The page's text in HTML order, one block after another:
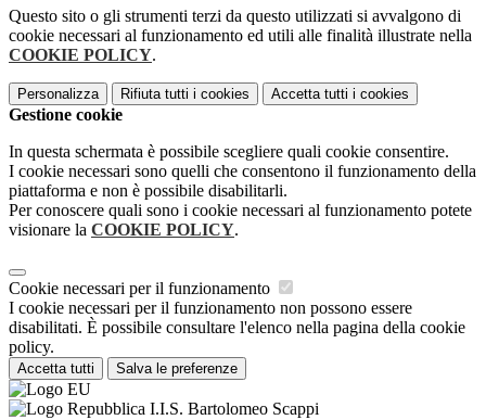
Questo sito o gli strumenti terzi da questo utilizzati si avvalgono di
cookie necessari al funzionamento ed utili alle finalità illustrate nella
COOKIE POLICY.
Personalizza Rifiuta tutti i cookies Accetta tutti i cookies
Gestione cookie
In questa schermata è possibile scegliere quali cookie consentire.
I cookie necessari sono quelli che consentono il funzionamento della
piattaforma e non è possibile disabilitarli.
Per conoscere quali sono i cookie necessari al funzionamento potete
visionare la COOKIE POLICY.
Cookie necessari per il funzionamento
I cookie necessari per il funzionamento non possono essere
disabilitati. È possibile consultare l'elenco nella pagina della cookie
policy.
Accetta tutti Salva le preferenze
I.I.S. Bartolomeo Scappi